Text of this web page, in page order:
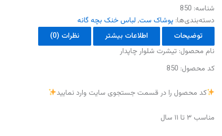
عدد
شناسه: 850
دسته‌بندی‌ها: پوشاک ست, لباس خنک بچه گانه
توضیحات
اطلاعات بیشتر
نظرات (0)
نام محصول: تیشرت شلوار چاپدار
کد محصول: 850
کد محصول را در قسمت جستجوی سایت وارد نمایید
مناسب ۳ تا ۱۱ سال